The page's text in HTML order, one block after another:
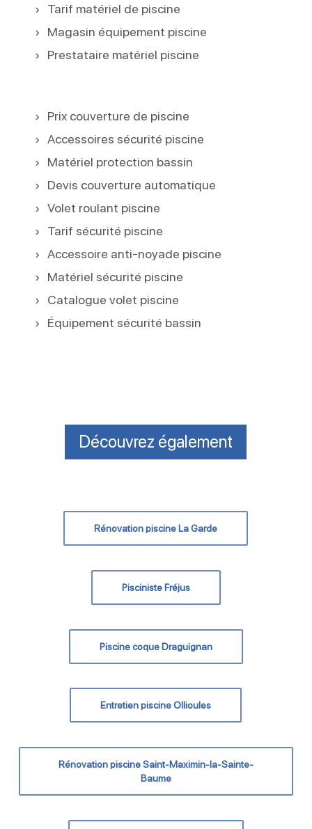
Tarif matériel de piscine
Magasin équipement piscine
Prestataire matériel piscine
Prix couverture de piscine
Accessoires sécurité piscine
Matériel protection bassin
Devis couverture automatique
Volet roulant piscine
Tarif sécurité piscine
Accessoire anti-noyade piscine
Matériel sécurité piscine
Catalogue volet piscine
Équipement sécurité bassin
Découvrez également
Rénovation piscine La Garde
Pisciniste Fréjus
Piscine coque Draguignan
Entretien piscine Ollioules
Rénovation piscine Saint-Maximin-la-Sainte-
Baume